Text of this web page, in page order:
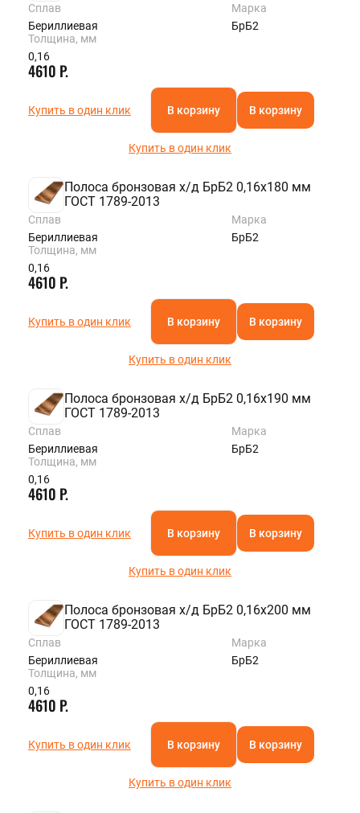
Сплав
Бериллиевая
Марка
БрБ2
Толщина, мм
0,16
4610 Р.
Купить в один клик В корзину В корзину
Купить в один клик
Полоса бронзовая х/д БрБ2 0,16х180 мм
ГОСТ 1789-2013
Сплав
Бериллиевая
Марка
БрБ2
Толщина, мм
0,16
4610 Р.
Купить в один клик В корзину В корзину
Купить в один клик
Полоса бронзовая х/д БрБ2 0,16х190 мм
ГОСТ 1789-2013
Сплав
Бериллиевая
Марка
БрБ2
Толщина, мм
0,16
4610 Р.
Купить в один клик В корзину В корзину
Купить в один клик
Полоса бронзовая х/д БрБ2 0,16х200 мм
ГОСТ 1789-2013
Сплав
Бериллиевая
Марка
БрБ2
Толщина, мм
0,16
4610 Р.
Купить в один клик В корзину В корзину
Купить в один клик